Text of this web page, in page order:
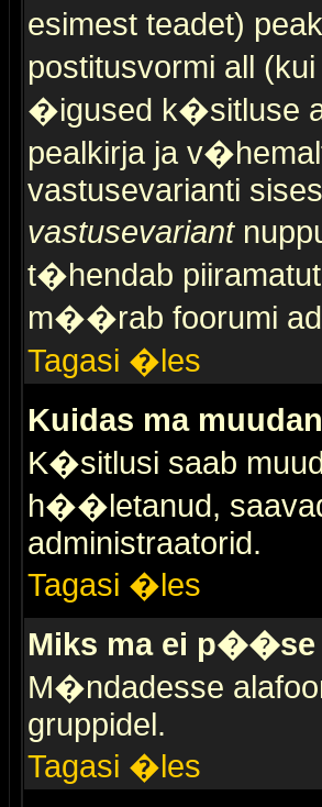
esimest teadet)
postitusvormi all
�igused k�sitluse
pealkirja ja
vastusevarianti
vastusevariant
t�hendab
m��rab foorumi
Tagasi �les
Kuidas ma
K�sitlusi saab
h��letanud,
administraatorid.
Tagasi �les
Miks ma ei p��se
M�ndadesse
gruppidel.
Tagasi �les